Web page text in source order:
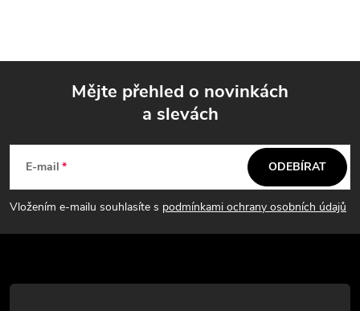
p
a
t
Mějte přehled o novinkách
a slevách
E-mail
Vložením e-mailu souhlasíte s podmínkami ochrany osobních údajů
ODEBÍRAT